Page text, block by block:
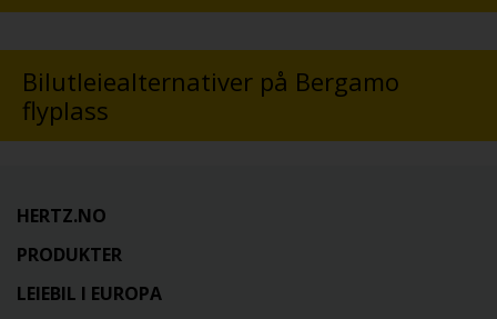
Bilutleiealternativer på Bergamo
flyplass
HERTZ.NO
PRODUKTER
LEIEBIL I EUROPA